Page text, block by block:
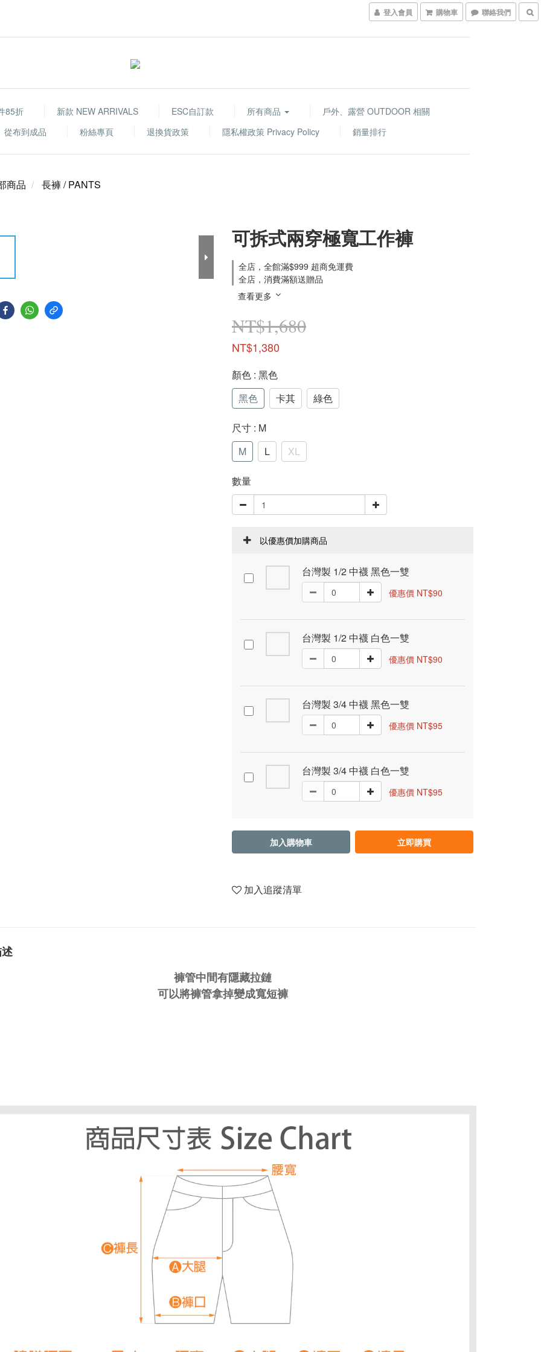
登入會員 購物車 聯絡我們
85折 新款 NEW ARRIVALS ESC自訂款 所有商品
戶外、露營 OUTDOOR 相關
從布到成品
粉絲專頁 退換貨政策 隱私權政策 Privacy Policy 銷量排行
商品 長褲 / PANTS
可拆式兩穿極寬工作褲
全店，全館滿$999 超商免運費
全店，消費滿額送贈品
查看更多
NT$1,680
NT$1,380
顏色 : 黑色
黑色
卡其 綠色
尺寸 : M
M
L XL
數量
以優惠價加購商品
台灣製 1/2 中襪 黑色一雙
優惠價 NT$90
台灣製 1/2 中襪 白色一雙
優惠價 NT$90
台灣製 3/4 中襪 黑色一雙
優惠價 NT$95
台灣製 3/4 中襪 白色一雙
優惠價 NT$95
加入購物車 立即購買
加入追蹤清單
褲管中間有隱藏拉鏈
可以將褲管拿掉變成寬短褲